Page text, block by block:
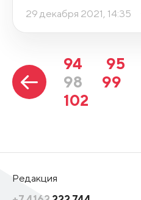
29 декабря 2021, 14:35
94 95
98
99
102
Редакция